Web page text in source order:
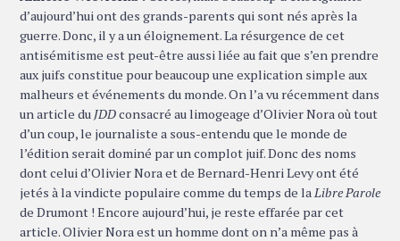
d’aujourd’hui ont des grands-parents qui sont nés après la
guerre. Donc, il y a un éloignement. La résurgence de cet
antisémitisme est peut-être aussi liée au fait que s’en prendre
aux juifs constitue pour beaucoup une explication simple aux
malheurs et événements du monde. On l’a vu récemment dans
un article du JDDconsacré au limogeage d’Olivier Nora où tout
d’un coup, le journaliste a sous-entendu que le monde de
l’édition serait dominé par un complot juif. Donc des noms
dont celui d’Olivier Nora et de Bernard-Henri Levy ont été
jetés à la vindicte populaire comme du temps de la Libre Parole
de Drumont ! Encore aujourd’hui, je reste effarée par cet
article. Olivier Nora est un homme dont on n’a même pas à